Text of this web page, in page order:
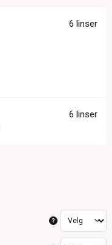
6 linser
6 linser
?